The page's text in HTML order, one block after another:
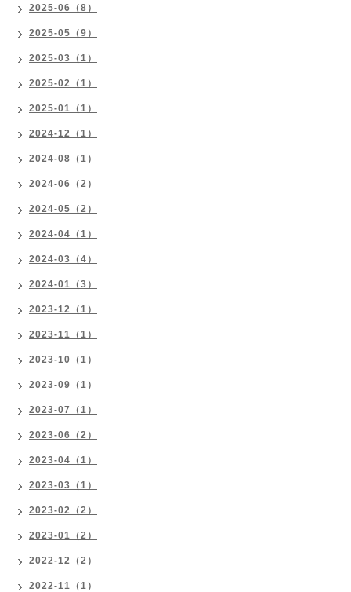
2025-06（8）
2025-05（9）
2025-03（1）
2025-02（1）
2025-01（1）
2024-12（1）
2024-08（1）
2024-06（2）
2024-05（2）
2024-04（1）
2024-03（4）
2024-01（3）
2023-12（1）
2023-11（1）
2023-10（1）
2023-09（1）
2023-07（1）
2023-06（2）
2023-04（1）
2023-03（1）
2023-02（2）
2023-01（2）
2022-12（2）
2022-11（1）